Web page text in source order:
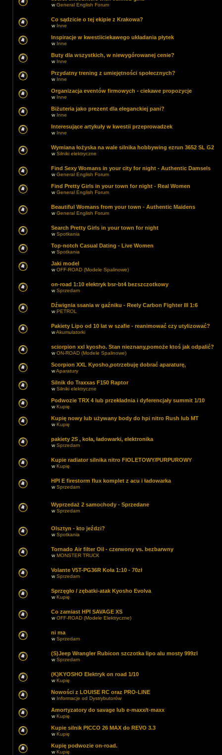
wGeneral English Forum
Co sądzicie o tej ekipie z Krakowa?
w Inne
Inspiracje w kwestiiciekawego układania płytek
w Inne
Buty dla wszystkich, w niewygórowanej cenie?
w Inne
Przydatny trening z umiejętności społecznych?
w Inne
Organizacja eventów firmowych - ciekawe propozycje
w Inne
Biżuteria jako prezent dla eleganckiej pani?
w Inne
Interesujące artykuły w kwestii przeprowadzek
w Inne
Wymiana łożyska na wale silnika hobbywing ezrun 3652 SL G2
wSilniki elektryczne
Find Sexy Womans in your city for night - Authentic Damsels
wGeneral English Forum
Find Pretty Girls in your town for night - Real Women
wGeneral English Forum
Beautiful Womans from your town - Authentic Maidens
wGeneral English Forum
Search Pretty Girls in your town for night
wSpotkania
Top-notch Сasual Dating - Live Women
wSpotkania
Jaki model
wOFF-ROAD (Modele Spalinowe)
on-road 1:10 elektryk bsr-bt4 bezszczotkowy
wSprzedam
Dźwignia ssania w gaźniku - Reely Carbon Fighter III 1:6
wPETROL
Pakiety Lipo od 10 lat w szafie - reanimować czy utylizować?
wAkumulatorki
sciorpion xxl kyosho. Stan nieznany,pomoże ktoś jak odpalić?
wON-ROAD (Modele Spalinowe)
Scorpion XXL Kyosho,potrzebuję dobrać aparaturę,
wAparatury
Silnik do Traxxas F150 Raptor
wSilniki elektryczne
Podwozie TRX 4 lub przekładnia i dyferencjały summit 1/10
wKupię
Kupię nowy lub używany body do hpi nitro Rush lub MT
wKupię
pakiety 2S , koła, ładowarki, elektronika
wSprzedam
Kupie radiator silnika nitro FIOLETOWY/PURPUROWY
wKupię
HPI E firestorm flux komplet z acu i ładowarka
wSprzedam
Wyprzedaż 2 samochody - Sprzedane
wSprzedam
Olsztyn - kto jeździ?
wSpotkania
Tornado Air filter Oil - czerwony vs. bezbarwny
wMONSTER TRUCK
Volante V5T-PG36R Koła 1:10 - 70zł
wSprzedam
Sprzęgło / zębatki-atak Kyosho Evolva
wKupię
Co zamiast HPI SAVAGE XS
wOFF-ROAD (Modele Elektryczne)
ni ma
wSprzedam
(S)Jeep Wrangler Rubicon szczotka lipo alu mosty 999zl
wSprzedam
(K)KYOSHO Elektryk on road 1/10
wKupię
Nowości z LOUISE RC oraz PRO-LINE
w Informacje od Dystrybutorów
Amortyzatory do savage lub e-maxx/t-maxx
wKupię
Kupie silnik PICCO 26 MAX do REVO 3.3
wKupię
Kupię podwozie on-road.
wKupię